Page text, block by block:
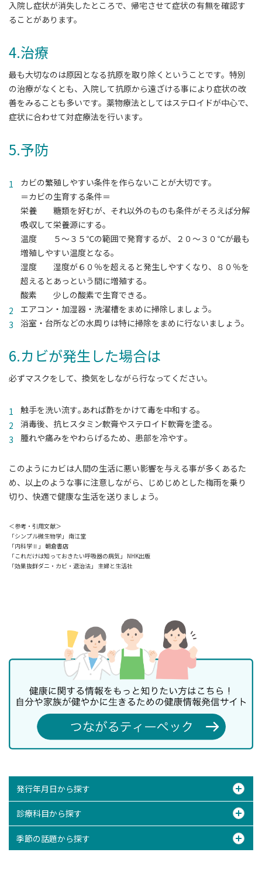
入院し症状が消失したところで、帰宅させて症状の有無を確認す
ることがあります。
4.治療
最も大切なのは原因となる抗原を取り除くということです。特別
の治療がなくとも、入院して抗原から遠ざける事により症状の改
善をみることも多いです。薬物療法としてはステロイドが中心で、
症状に合わせて対症療法を行います。
5.予防
カビの繁殖しやすい条件を作らないことが大切です。
＝カビの生育する条件＝
栄養 糖類を好むが、それ以外のものも条件がそろえば分解
吸収して栄養源にする。
温度 ５～３５℃の範囲で発育するが、２０～３０℃が最も
増殖しやすい温度となる。
湿度 湿度が６０％を超えると発生しやすくなり、８０％を
超えるとあっという間に増殖する。
酸素 少しの酸素で生育できる。
エアコン・加湿器・洗濯槽をまめに掃除しましょう。
浴室・台所などの水周りは特に掃除をまめに行ないましょう。
6.カビが発生した場合は
必ずマスクをして、換気をしながら行なってください。
触手を洗い流す｡あれば酢をかけて毒を中和する｡
消毒後、抗ヒスタミン軟膏やステロイド軟膏を塗る｡
腫れや痛みをやわらげるため、患部を冷やす｡
このようにカビは人間の生活に悪い影響を与える事が多くあるた
め、以上のような事に注意しながら、じめじめとした梅雨を乗り
切り、快適で健康な生活を送りましょう。
＜参考・引用文献＞
「シンプル微生物学」 南江堂
「内科学Ⅱ」 朝倉書店
「これだけは知っておきたい呼吸器の病気」 NHK出版
「効果抜群ダニ・カビ・退治法」 主婦と生活社
発行年月日から探す
診療科目から探す
季節の話題から探す